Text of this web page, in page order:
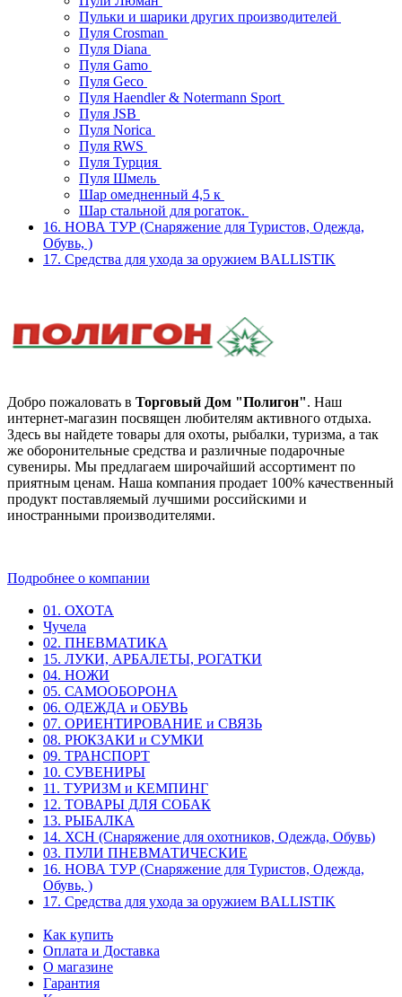
Пульки и шарики других производителей
Пуля Crosman
Пуля Diana
Пуля Gamo
Пуля Geco
Пуля Haendler & Notermann Sport
Пуля JSB
Пуля Norica
Пуля RWS
Пуля Турция
Пуля Шмель
Шар омедненный 4,5 к
Шар стальной для рогаток.
16. НОВА ТУР (Снаряжение для Туристов, Одежда,
Обувь, )
17. Средства для ухода за оружием BALLISTIK
Добро пожаловать в Торговый Дом "Полигон". Наш
интернет-магазин посвящен любителям активного отдыха.
Здесь вы найдете товары для охоты, рыбалки, туризма, а так
же оборонительные средства и различные подарочные
сувениры. Мы предлагаем широчайший ассортимент по
приятным ценам. Наша компания продает 100% качественный
продукт поставляемый лучшими российскими и
иностранными производителями.
Подробнее о компании
01. ОХОТА
Чучела
02. ПНЕВМАТИКА
15. ЛУКИ, АРБАЛЕТЫ, РОГАТКИ
04. НОЖИ
05. САМООБОРОНА
06. ОДЕЖДА и ОБУВЬ
07. ОРИЕНТИРОВАНИЕ и СВЯЗЬ
08. РЮКЗАКИ и СУМКИ
09. ТРАНСПОРТ
10. СУВЕНИРЫ
11. ТУРИЗМ и КЕМПИНГ
12. ТОВАРЫ ДЛЯ СОБАК
13. РЫБАЛКА
14. ХСН (Снаряжение для охотников, Одежда, Обувь)
03. ПУЛИ ПНЕВМАТИЧЕСКИЕ
16. НОВА ТУР (Снаряжение для Туристов, Одежда,
Обувь, )
17. Средства для ухода за оружием BALLISTIK
Как купить
Оплата и Доставка
О магазине
Гарантия